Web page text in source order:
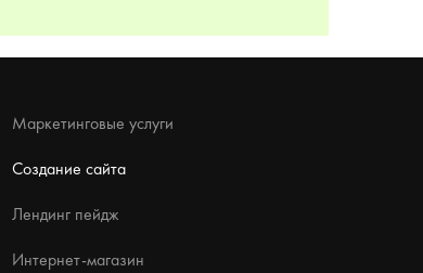
Маркетинговые услуги
Создание сайта
Лендинг пейдж
Интернет-магазин